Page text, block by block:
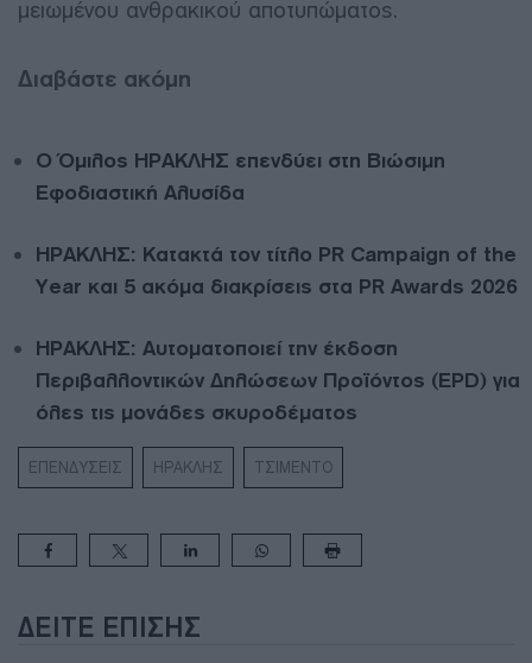
μειωμένου ανθρακικού αποτυπώματος.
Διαβάστε ακόμη
Ο Όμιλος ΗΡΑΚΛΗΣ επενδύει στη Βιώσιμη
Εφοδιαστική Αλυσίδα
ΗΡΑΚΛΗΣ: Κατακτά τον τίτλο PR Campaign of the
Year και 5 ακόμα διακρίσεις στα PR Awards 2026
ΗΡΑΚΛΗΣ: Αυτοματοποιεί την έκδοση
Περιβαλλοντικών Δηλώσεων Προϊόντος (EPD) για
όλες τις μονάδες σκυροδέματος
ΕΠΕΝΔΥΣΕΙΣ ΗΡΑΚΛΗΣ ΤΣΙΜΕΝΤΟ
ΔΕΊΤΕ ΕΠΊΣΗΣ